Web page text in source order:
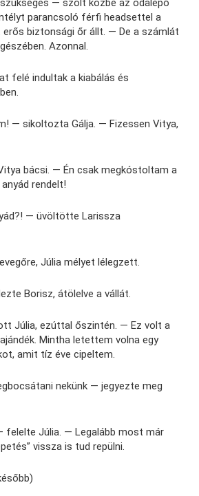
— szólt közbe az odalépő
parancsoló férfi headsettel a
biztonsági őr állt. — De a számlát
Azonnal.
felé indultak a kiabálás és
— sikoltozta Gálja. — Fizessen Vitya,
bácsi. — Én csak megkóstoltam a
rendelt!
— üvöltötte Larissza
Júlia mélyet lélegzett.
Borisz, átölelve a vállát.
Júlia, ezúttal őszintén. — Ez volt a
Mintha letettem volna egy
amit tíz éve cipeltem.
nekünk — jegyezte meg
felelte Júlia. — Legalább most már
vissza is tud repülni.